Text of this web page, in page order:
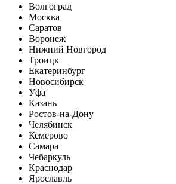
Волгоград
Москва
Саратов
Воронеж
Нижний Новгород
Троицк
Екатеринбург
Новосибирск
Уфа
Казань
Ростов-на-Дону
Челябинск
Кемерово
Самара
Чебаркуль
Краснодар
Ярославль